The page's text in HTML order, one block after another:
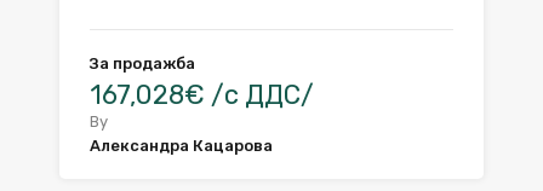
За продажба
167,028€ /с ДДС/
By
Александра Кацарова